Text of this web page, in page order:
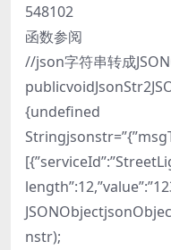
548102
函数参阅
//json字符串转成
{undefined
nstr);